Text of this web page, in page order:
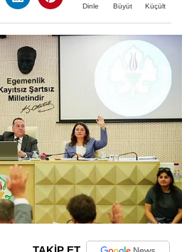
Dinle Büyüt Küçült